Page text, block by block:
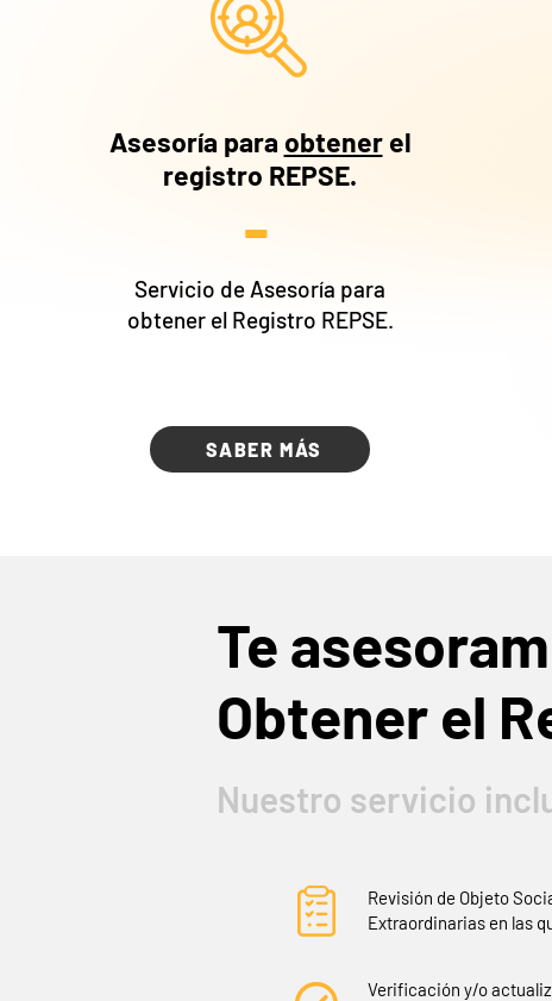
Asesoría para obtenerel
registro REPSE.
-
Servicio de Asesoría para
obtener el Registro REPSE.
SABER MÁS
Te
Obtener el
Nuestro servicio
Revisión de Objeto
Extraordinarias en las
Verificación y/o